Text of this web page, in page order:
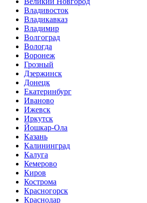
Владивосток
Владикавказ
Владимир
Волгоград
Вологда
Воронеж
Грозный
Дзержинск
Донецк
Екатеринбург
Иваново
Ижевск
Иркутск
Йошкар-Ола
Казань
Калининград
Калуга
Кемерово
Киров
Кострома
Красногорск
Краснодар